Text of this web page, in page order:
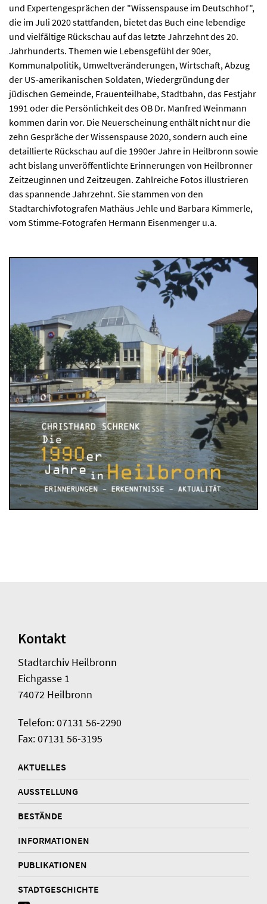
und Expertengesprächen der "Wissenspause im Deutschhof",
die im Juli 2020 stattfanden, bietet das Buch eine lebendige
und vielfältige Rückschau auf das letzte Jahrzehnt des 20.
Jahrhunderts. Themen wie Lebensgefühl der 90er,
Kommunalpolitik, Umweltveränderungen, Wirtschaft, Abzug
der US-amerikanischen Soldaten, Wiedergründung der
jüdischen Gemeinde, Frauenteilhabe, Stadtbahn, das Festjahr
1991 oder die Persönlichkeit des OB Dr. Manfred Weinmann
kommen darin vor. Die Neuerscheinung enthält nicht nur die
zehn Gespräche der Wissenspause 2020, sondern auch eine
detaillierte Rückschau auf die 1990er Jahre in Heilbronn sowie
acht bislang unveröffentlichte Erinnerungen von Heilbronner
Zeitzeuginnen und Zeitzeugen. Zahlreiche Fotos illustrieren
das spannende Jahrzehnt. Sie stammen von den
Stadtarchivfotografen Mathäus Jehle und Barbara Kimmerle,
vom Stimme-Fotografen Hermann Eisenmenger u.a.
Kontakt
Stadtarchiv Heilbronn
Eichgasse 1
74072 Heilbronn
Telefon: 07131 56-2290
Fax: 07131 56-3195
AKTUELLES
AUSSTELLUNG
BESTÄNDE
INFORMATIONEN
PUBLIKATIONEN
STADTGESCHICHTE